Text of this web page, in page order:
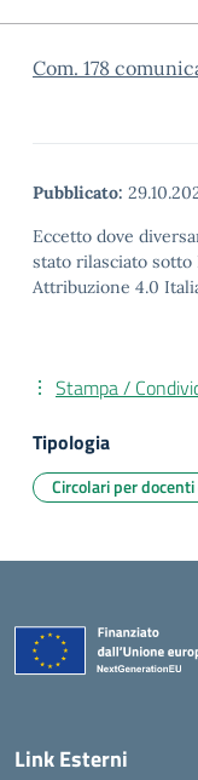
Com. 178
Pubblicato:
Eccetto dove
stato rilasciato sotto
Attribuzione 4.0
Stampa /
Tipologia
Circolari per docenti
Link Esterni